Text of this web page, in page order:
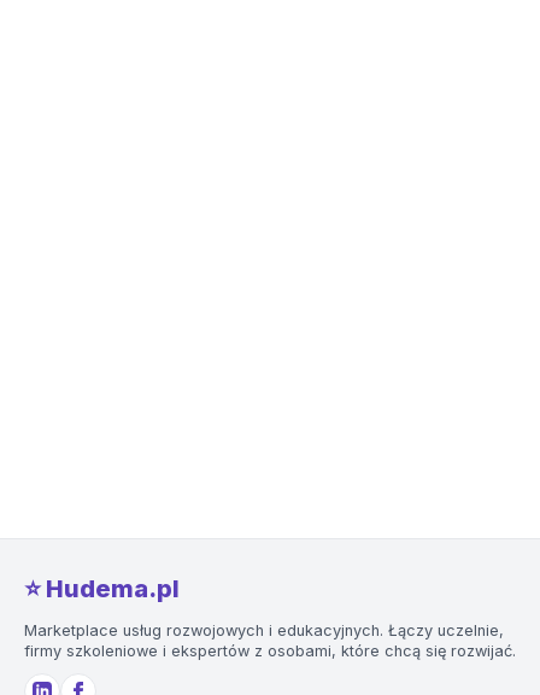
⭐️ Hudema.pl
Marketplace usług rozwojowych i edukacyjnych. Łączy uczelnie,
firmy szkoleniowe i ekspertów z osobami, które chcą się rozwijać.